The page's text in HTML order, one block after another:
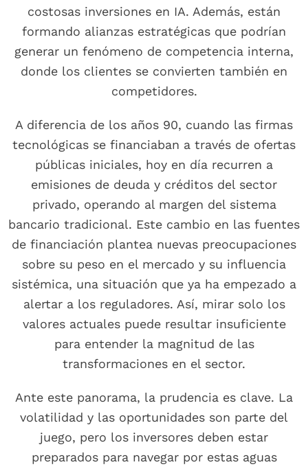
costosas inversiones en IA. Además, están
formando alianzas estratégicas que podrían
generar un fenómeno de competencia interna,
donde los clientes se convierten también en
competidores.
A diferencia de los años 90, cuando las firmas
tecnológicas se financiaban a través de ofertas
públicas iniciales, hoy en día recurren a
emisiones de deuda y créditos del sector
privado, operando al margen del sistema
bancario tradicional. Este cambio en las fuentes
de financiación plantea nuevas preocupaciones
sobre su peso en el mercado y su influencia
sistémica, una situación que ya ha empezado a
alertar a los reguladores. Así, mirar solo los
valores actuales puede resultar insuficiente
para entender la magnitud de las
transformaciones en el sector.
Ante este panorama, la prudencia es clave. La
volatilidad y las oportunidades son parte del
juego, pero los inversores deben estar
preparados para navegar por estas aguas